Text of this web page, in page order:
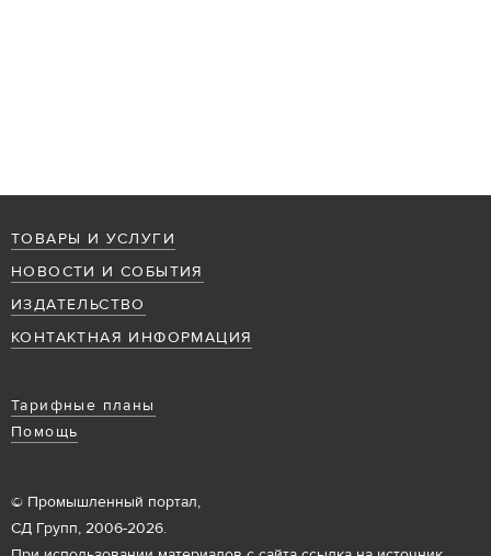
ТОВАРЫ И УСЛУГИ
НОВОСТИ И СОБЫТИЯ
ИЗДАТЕЛЬСТВО
КОНТАКТНАЯ ИНФОРМАЦИЯ
Тарифные планы
Помощь
© Промышленный портал,
СД Групп, 2006-2026.